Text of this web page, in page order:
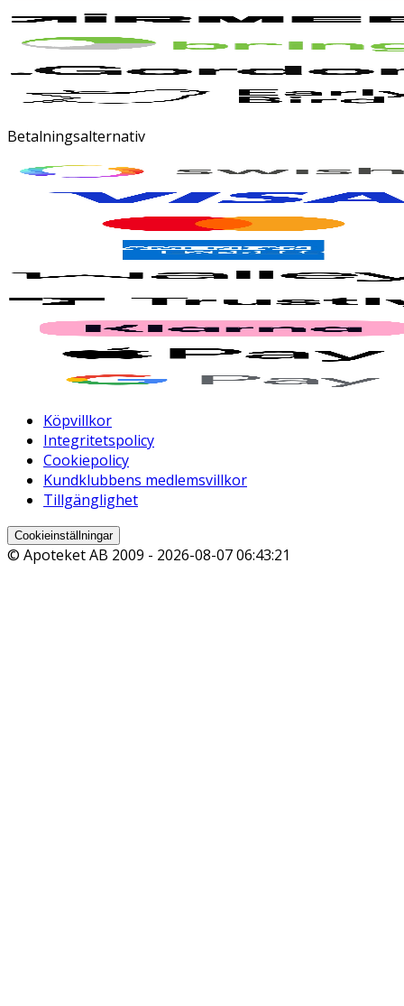
Betalningsalternativ
Köpvillkor
Integritetspolicy
Cookiepolicy
Kundklubbens medlemsvillkor
Tillgänglighet
Cookieinställningar
© Apoteket AB 2009 - 2026-08-07 06:43:21